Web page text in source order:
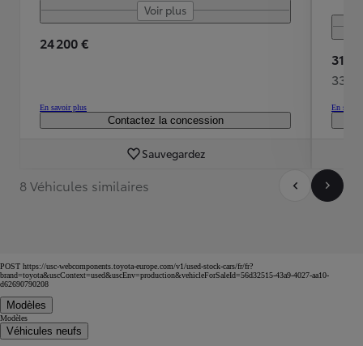
Voir plus
24 200 €
En savoir plus
Contactez la concession
Sauvegardez
31
337
En
8 Véhicules similaires
POST https://usc-webcomponents.toyota-europe.com/v1/used-stock-cars/fr/fr?
brand=toyota&uscContext=used&uscEnv=production&vehicleForSaleId=56d32515-43a9-4027-aa10-
d62690790208
Modèles
Modèles
Véhicules neufs